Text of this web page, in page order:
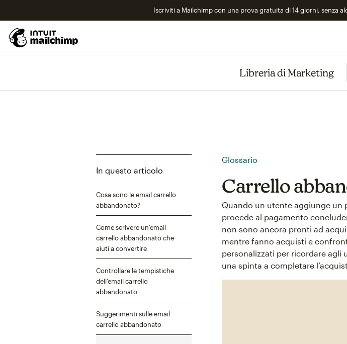
Iscriviti a Mailchimp con una prova gratuita di 14 giorni, senza
Libreria di Marketing
In questo articolo
Cosa sono le email carrello
abbandonato?
Come scrivere un’email
carrello abbandonato che
aiuti a convertire
Controllare le tempistiche
dell’email carrello
abbandonato
Suggerimenti sulle email
carrello abbandonato
Glossario
Carrello
Quando un utente aggiunge un
procede al pagamento
non sono ancora pronti ad
mentre fanno acquisti e
personalizzati per ricordare agli
una spinta a completare